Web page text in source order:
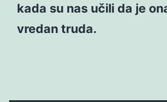
kada su nas učili da je
vredan truda.